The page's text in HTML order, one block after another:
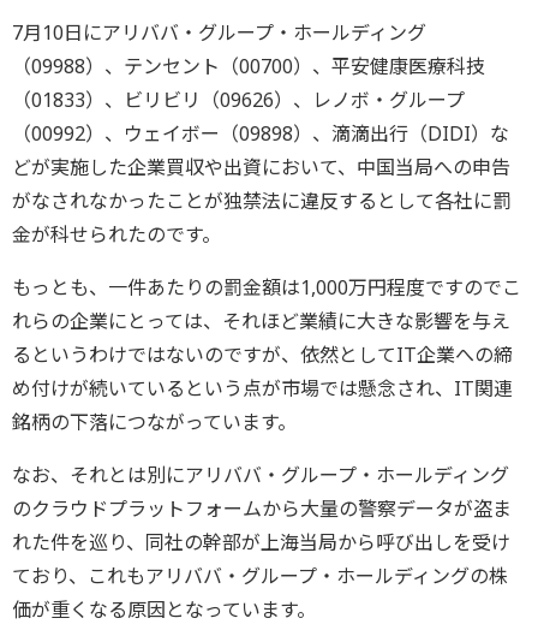
7月10日にアリババ・グループ・ホールディング
（09988）、テンセント（00700）、平安健康医療科技
（01833）、ビリビリ（09626）、レノボ・グループ
（00992）、ウェイボー（09898）、滴滴出行（DIDI）な
どが実施した企業買収や出資において、中国当局への申告
がなされなかったことが独禁法に違反するとして各社に罰
金が科せられたのです。
もっとも、一件あたりの罰金額は1,000万円程度ですのでこ
れらの企業にとっては、それほど業績に大きな影響を与え
るというわけではないのですが、依然としてIT企業への締
め付けが続いているという点が市場では懸念され、IT関連
銘柄の下落につながっています。
なお、それとは別にアリババ・グループ・ホールディング
のクラウドプラットフォームから大量の警察データが盗ま
れた件を巡り、同社の幹部が上海当局から呼び出しを受け
ており、これもアリババ・グループ・ホールディングの株
価が重くなる原因となっています。